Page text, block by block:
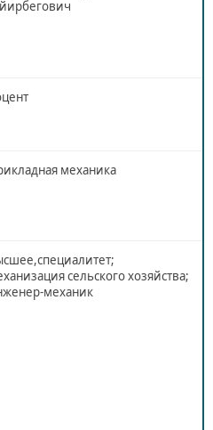
механика
сельского хозяйства;
механик